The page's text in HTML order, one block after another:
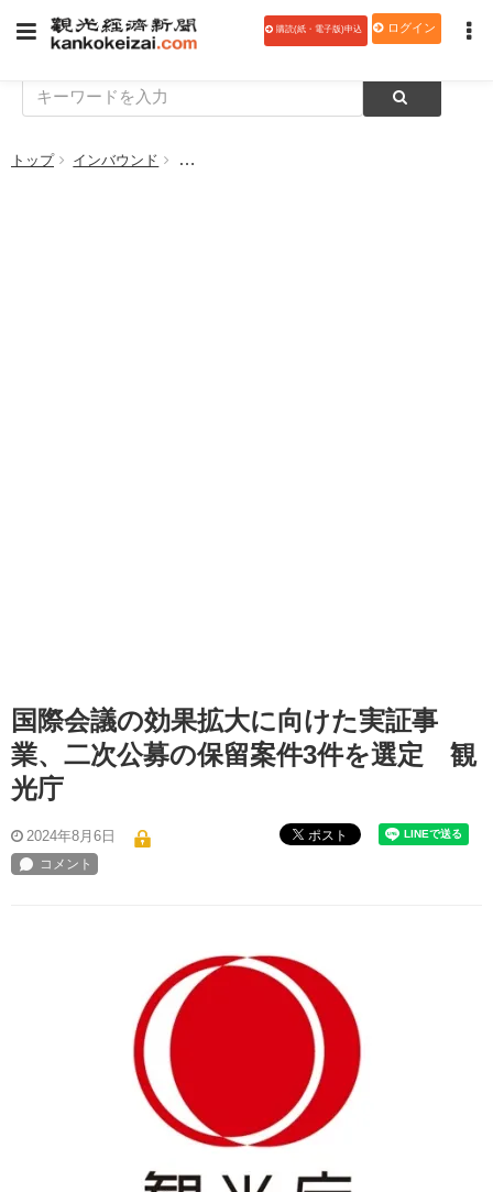
購読(紙・電子版)申込 ログイン
トップ インバウンド 国際会議の効果拡大に向けた実証事業、二次公
国際会議の効果拡大に向けた実証事
業、二次公募の保留案件3件を選定 観
光庁
2024年8月6日 ポスト